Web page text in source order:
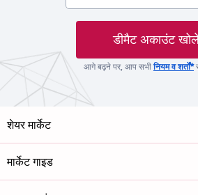
डीमैट अकाउंट
आगे बढ़ने पर, आप सभीनियम व शर्तों*
शेयर मार्केट
मार्केट गाइड